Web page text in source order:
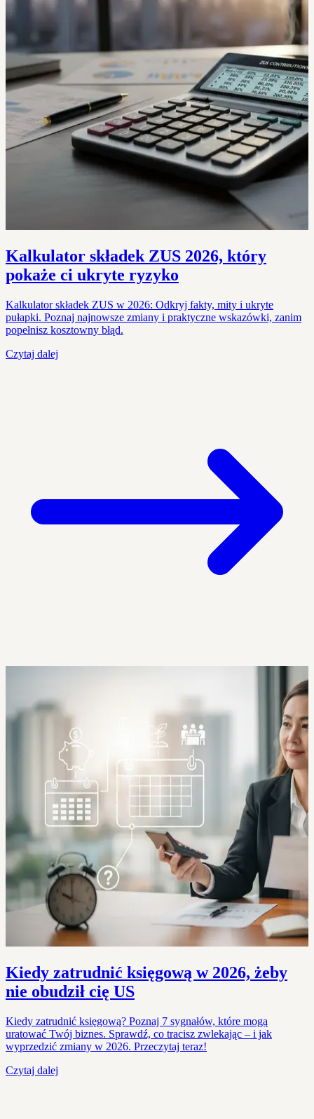
Kalkulator składek ZUS 2026, który
pokaże ci ukryte ryzyko
Kalkulator składek ZUS w 2026: Odkryj fakty, mity i ukryte
pułapki. Poznaj najnowsze zmiany i praktyczne wskazówki, zanim
popełnisz kosztowny błąd.
Czytaj dalej
Kiedy zatrudnić księgową w 2026, żeby
nie obudził cię US
Kiedy zatrudnić księgową? Poznaj 7 sygnałów, które mogą
uratować Twój biznes. Sprawdź, co tracisz zwlekając – i jak
wyprzedzić zmiany w 2026. Przeczytaj teraz!
Czytaj dalej